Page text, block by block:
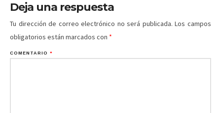
Deja una respuesta
Tu dirección de correo electrónico no será publicada. Los campos
obligatorios están marcados con *
COMENTARIO *